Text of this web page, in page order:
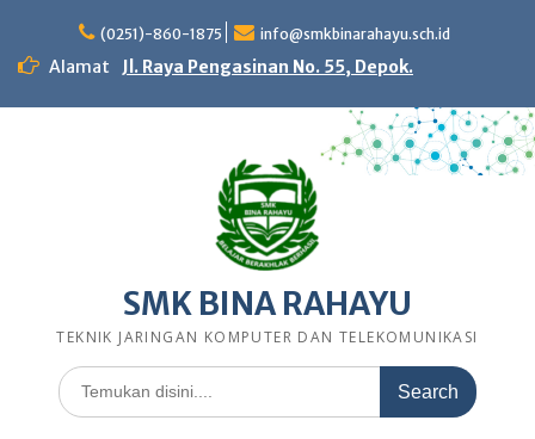
content
(0251)-860-1875 info@smkbinarahayu.sch.id
Alamat Jl. Raya Pengasinan No. 55, Depok.
SMK BINA RAHAYU
TEKNIK JARINGAN KOMPUTER DAN TELEKOMUNIKASI
Search
for: